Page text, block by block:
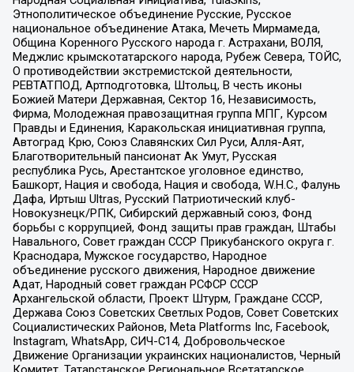
Этнополитическое объединение Русские, Русское
национальное объединение Атака, Мечеть Мирмамеда,
Община Коренного Русского народа г. Астрахани, ВОЛЯ,
Меджлис крымскотатарского народа, Рубеж Севера, ТОЙС,
О противодействии экстремистской деятельности,
РЕВТАТПОД, Артподготовка, Штольц, В честь иконы
Божией Матери Державная, Сектор 16, Независимость,
Фирма, Молодежная правозащитная группа МПГ, Курсом
Правды и Единения, Каракольская инициативная группа,
Автоград Крю, Союз Славянских Сил Руси, Алля-Аят,
Благотворительный пансионат Ак Умут, Русская
республика Русь, Арестантское уголовное единство,
Башкорт, Нация и свобода, Нация и свобода, W.H.С., Фалунь
Дафа, Иртыш Ultras, Русский Патриотический клуб-
Новокузнецк/РПК, Сибирский державный союз, Фонд
борьбы с коррупцией, Фонд защиты прав граждан, Штабы
Навального, Совет граждан СССР Прикубанского округа г.
Краснодара, Мужское государство, Народное
объединение русского движения, Народное движение
Адат, Народный совет граждан РСФСР СССР
Архангельской области, Проект Штурм, Граждане СССР,
Держава Союз Советских Светлых Родов, Совет Советских
Социалистических Районов, Meta Platforms Inc, Facebook,
Instagram, WhatsApp, СИЧ-С14, Добровольческое
Движение Организации украинских националистов, Черный